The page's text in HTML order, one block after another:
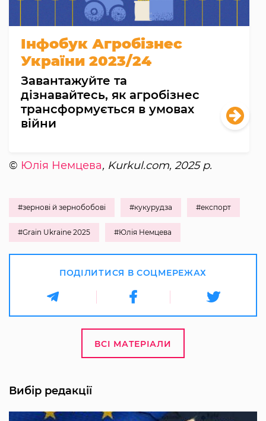
Інфобук Агробізнес
України 2023/24
Завантажуйте та
дізнавайтесь, як агробізнес
трансформується в умовах
війни
© Юлія Немцева, Kurkul.com, 2025 р.
#зернові й зернобобові #кукурудза #експорт
#Grain Ukraine 2025 #Юлія Немцева
ПОДІЛИТИСЯ В СОЦМЕРЕЖАХ
ВСІ МАТЕРІАЛИ
Вибір редакції